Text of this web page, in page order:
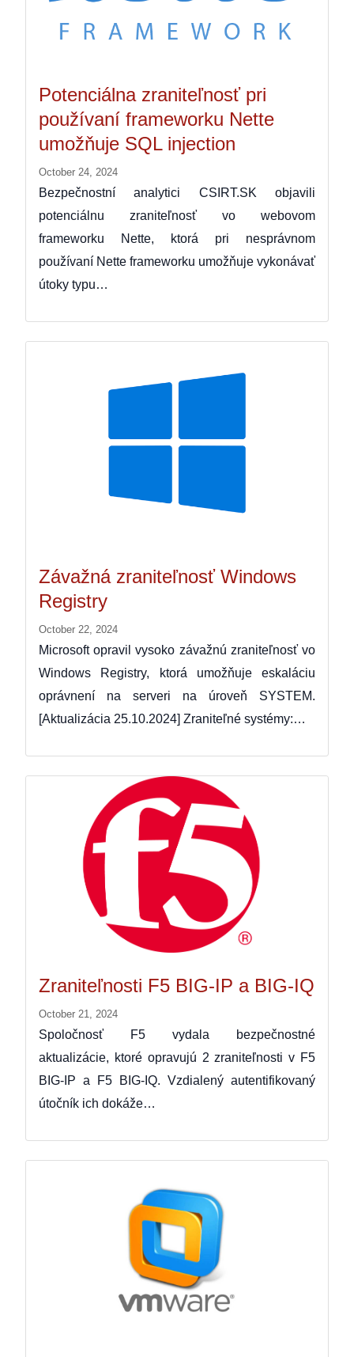
Potenciálna zraniteľnosť pri
používaní frameworku Nette
umožňuje SQL injection
October 24, 2024
Bezpečnostní analytici CSIRT.SK objavili
potenciálnu zraniteľnosť vo webovom
frameworku Nette, ktorá pri nesprávnom
používaní Nette frameworku umožňuje vykonávať
útoky typu…
Závažná zraniteľnosť Windows
Registry
October 22, 2024
Microsoft opravil vysoko závažnú zraniteľnosť vo
Windows Registry, ktorá umožňuje eskaláciu
oprávnení na serveri na úroveň SYSTEM.
[Aktualizácia 25.10.2024] Zraniteľné systémy:…
Zraniteľnosti F5 BIG-IP a BIG-IQ
October 21, 2024
Spoločnosť F5 vydala bezpečnostné
aktualizácie, ktoré opravujú 2 zraniteľnosti v F5
BIG-IP a F5 BIG-IQ. Vzdialený autentifikovaný
útočník ich dokáže…